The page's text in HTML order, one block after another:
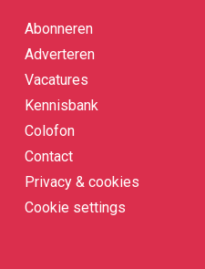
Abonneren
Adverteren
Vacatures
Kennisbank
Colofon
Contact
Privacy & cookies
Cookie settings